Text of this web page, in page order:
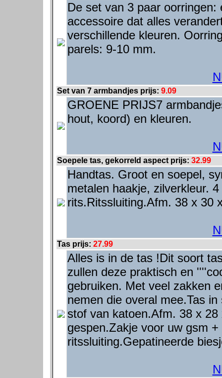
De set van 3 paar
accessoire dat alles
verschillende kleuren.
parels: 9-10 mm.
Set van 7 armbandjes prijs: 9.09
GROENE PRIJS7
hout, koord) en kleuren.
Soepele tas, gekorreld aspect prijs: 32.99
Handtas. Groot en soepel,
metalen haakje, zilverkleur.
rits.Ritssluiting.Afm. 38 x 30
Tas prijs: 27.99
Alles is in de tas !Dit soort
zullen deze praktisch en
gebruiken. Met veel zakken
nemen die overal mee.Tas
stof van katoen.Afm. 38 x
gespen.Zakje voor uw gsm
ritssluiting.Gepatineerde